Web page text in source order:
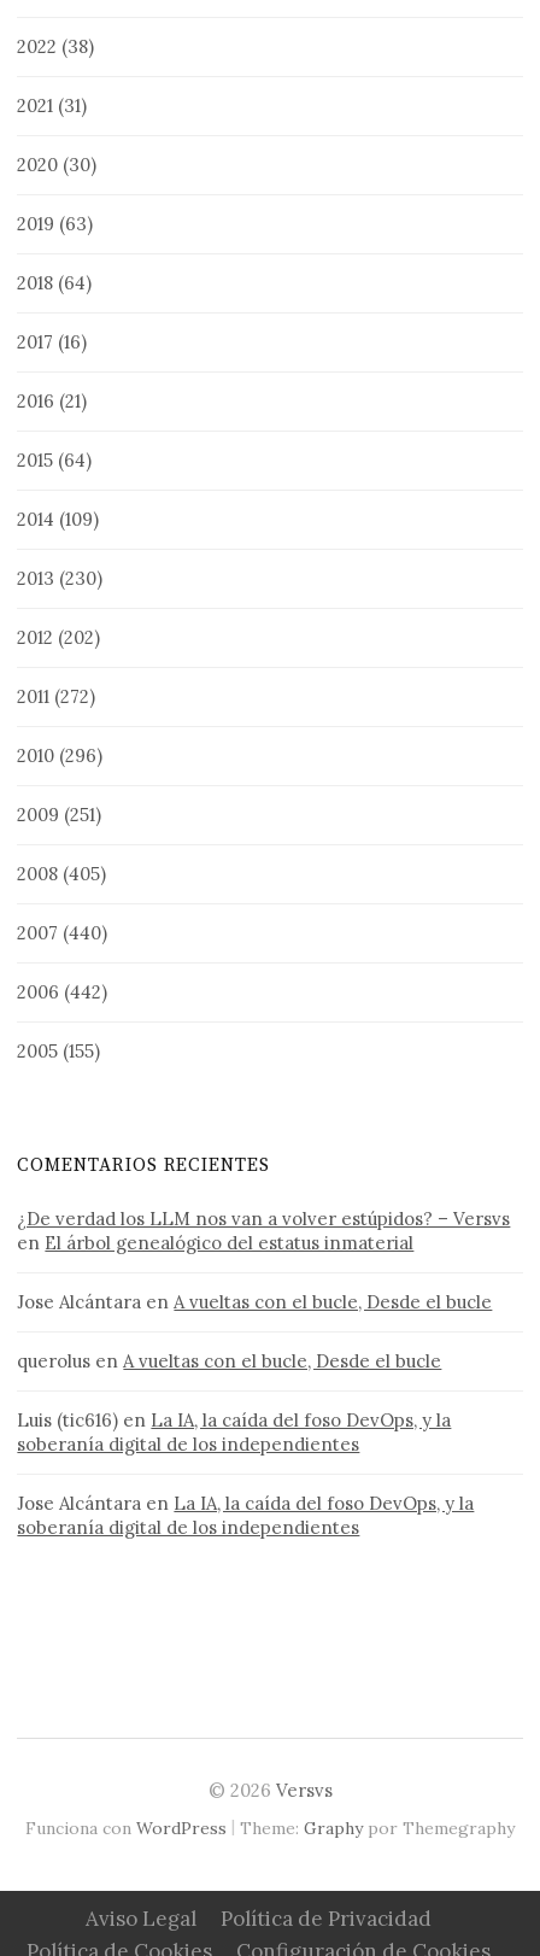
2022 (38)
2021 (31)
2020 (30)
2019 (63)
2018 (64)
2017 (16)
2016 (21)
2015 (64)
2014 (109)
2013 (230)
2012 (202)
2011 (272)
2010 (296)
2009 (251)
2008 (405)
2007 (440)
2006 (442)
2005 (155)
COMENTARIOS RECIENTES
¿De verdad los LLM nos van a volver estúpidos? – Versvs
en El árbol genealógico del estatus inmaterial
Jose Alcántara en A vueltas con el bucle, Desde el bucle
querolus en A vueltas con el bucle, Desde el bucle
Luis (tic616) en La IA, la caída del foso DevOps, y la
soberanía digital de los independientes
Jose Alcántara en La IA, la caída del foso DevOps, y la
soberanía digital de los independientes
© 2026 Versvs
Funciona con WordPress | Theme: Graphypor Themegraphy
Aviso Legal
Política de Privacidad